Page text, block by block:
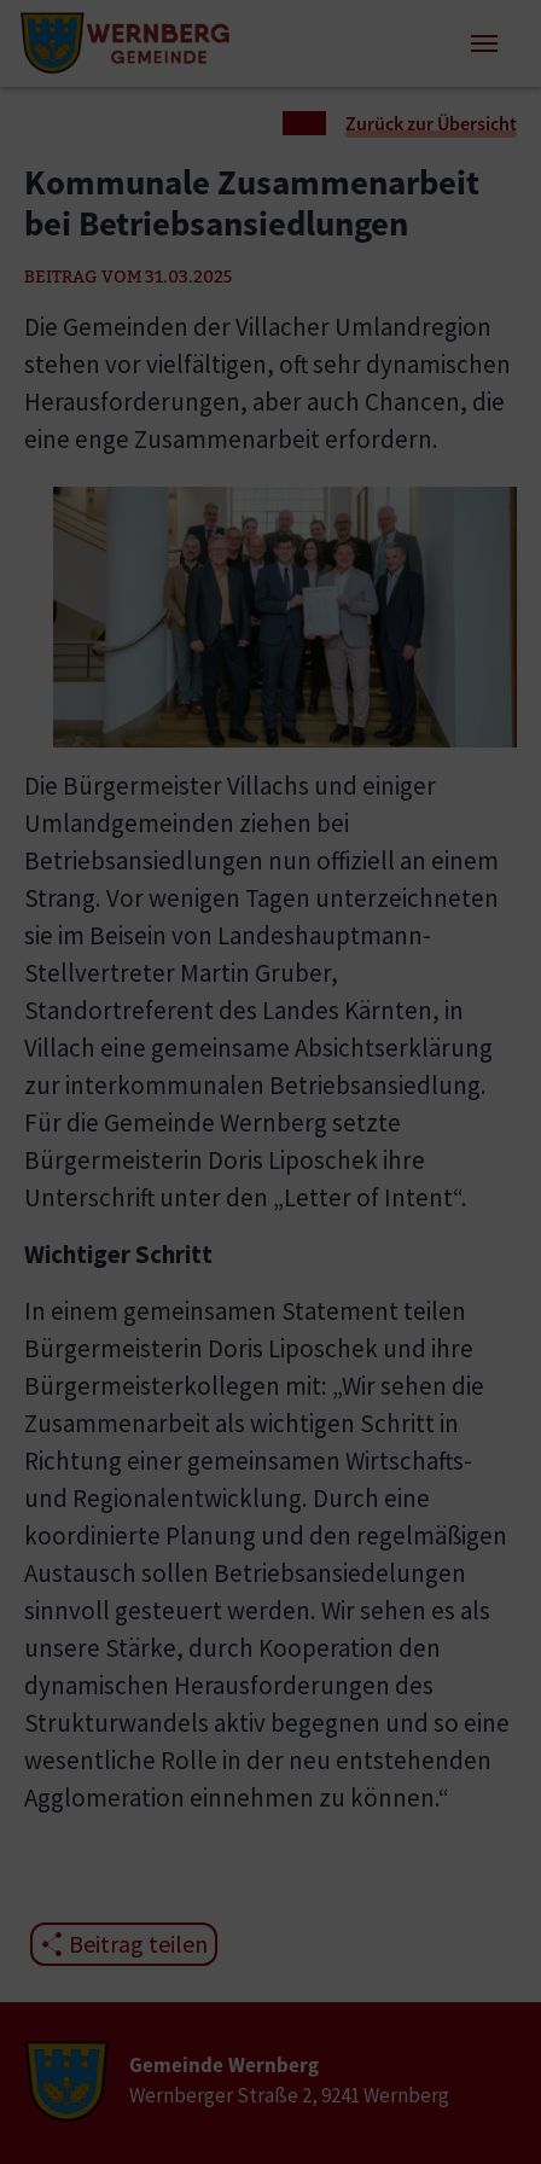
Zum Inhalt springen
Zum Seitenende springen
Zurück zur Übersicht
Kommunale Zusammenarbeit
bei Betriebsansiedlungen
BEITRAG VOM 31.03.2025
Die Gemeinden der Villacher Umlandregion
stehen vor vielfältigen, oft sehr dynamischen
Herausforderungen, aber auch Chancen, die
eine enge Zusammenarbeit erfordern.
Die Bürgermeister Villachs und einiger
Umlandgemeinden ziehen bei
Betriebsansiedlungen nun offiziell an einem
Strang. Vor wenigen Tagen unterzeichneten
sie im Beisein von Landeshauptmann-
Stellvertreter Martin Gruber,
Standortreferent des Landes Kärnten, in
Villach eine gemeinsame Absichtserklärung
zur interkommunalen Betriebsansiedlung.
Für die Gemeinde Wernberg setzte
Bürgermeisterin Doris Liposchek ihre
Unterschrift unter den „Letter of Intent“.
Wichtiger Schritt
In einem gemeinsamen Statement teilen
Bürgermeisterin Doris Liposchek und ihre
Bürgermeisterkollegen mit: „Wir sehen die
Zusammenarbeit als wichtigen Schritt in
Richtung einer gemeinsamen Wirtschafts-
und Regionalentwicklung. Durch eine
koordinierte Planung und den regelmäßigen
Austausch sollen Betriebsansiedelungen
sinnvoll gesteuert werden. Wir sehen es als
unsere Stärke, durch Kooperation den
dynamischen Herausforderungen des
Strukturwandels aktiv begegnen und so eine
wesentliche Rolle in der neu entstehenden
Agglomeration einnehmen zu können.“
Beitrag teilen
Gemeinde Wernberg
Wernberger Straße 2, 9241 Wernberg